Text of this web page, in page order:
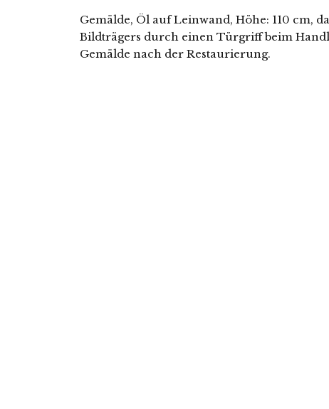
Gemälde, Öl auf Leinwand, Höhe: 110 cm,
Bildträgers durch einen Türgriff beim
Gemälde nach der Restaurierung.